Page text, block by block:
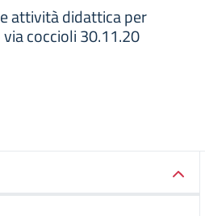
attività didattica per
coccioli 30.11.20